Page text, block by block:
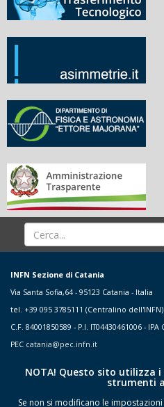
INFN Sezione di Catania
Via Santa Sofia,64 - 95123 Catania - Italia
tel. +39 095 3785111 (Centralino dell'INFN)
C.F. 84001850589 - P.I. IT04430461006 - IPA
PEC catania@pec.infn.it
NOTA! Questo sito utilizza
strumenti
Se non si modificano le